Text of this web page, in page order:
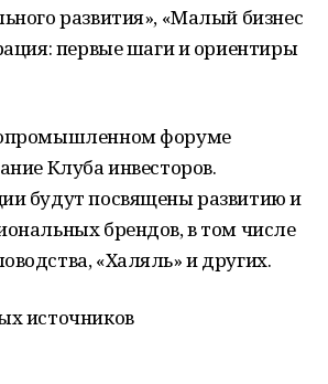
развития», «Малый бизнес
первые шаги и ориентиры
форуме
Клуба инвесторов.
будут посвящены развитию и
брендов, в том числе
«Халяль» и других.
источников